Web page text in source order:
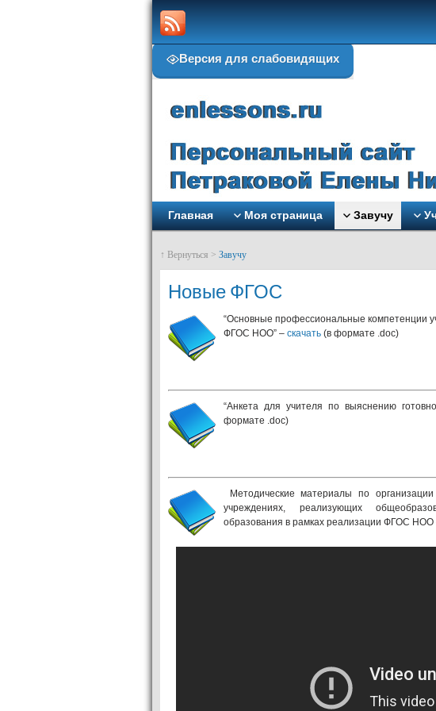
Версия для слабовидящих
Главная Моя страница Завучу
↑ Вернуться > Завучу
Новые ФГОС
“Основные профессиональные компетенции
ФГОС НОО” – скачать (в формате .doc)
“Анкета для учителя по выяснению
формате .doc)
Методические материалы по
учреждениях, реализующих
образования в рамках реализации ФГОС НОО